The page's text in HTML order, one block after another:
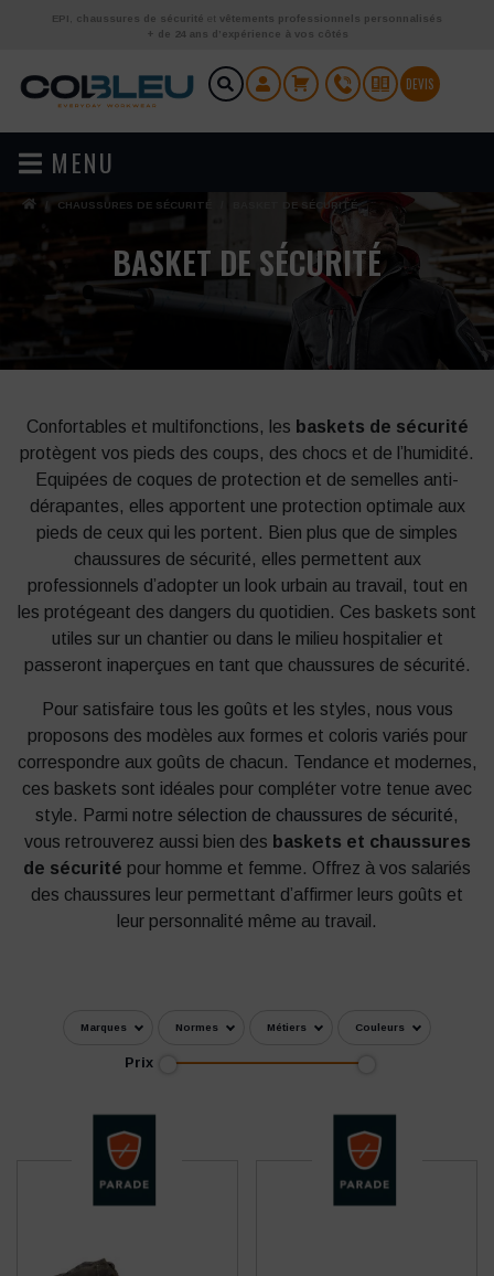
Aller au contenu
EPI chaussures de sécurité et vêtements professionnels personnalisés
+ de 24 ans d’expérience à vos côtés
DEVIS
MENU
CHAUSSURES DE SÉCURITÉ BASKET DE SÉCURITÉ
BASKET DE SÉCURITÉ
Confortables et multifonctions, les baskets de sécurité
protègent vos pieds des coups, des chocs et de l’humidité.
Equipées de coques de protection et de semelles anti-
dérapantes, elles apportent une protection optimale aux
pieds de ceux qui les portent. Bien plus que de simples
chaussures de sécurité, elles permettent aux
professionnels d’adopter un look urbain au travail, tout en
les protégeant des dangers du quotidien. Ces baskets sont
utiles sur un chantier ou dans le milieu hospitalier et
passeront inaperçues en tant que chaussures de sécurité.
Pour satisfaire tous les goûts et les styles, nous vous
proposons des modèles aux formes et coloris variés pour
correspondre aux goûts de chacun. Tendance et modernes,
ces baskets sont idéales pour compléter votre tenue avec
style. Parmi notre sélection de chaussures de sécurité,
vous retrouverez aussi bien des baskets et chaussures
de sécurité pour homme et femme. Offrez à vos salariés
des chaussures leur permettant d’affirmer leurs goûts et
leur personnalité même au travail.
Marques Normes Métiers Couleurs
Prix